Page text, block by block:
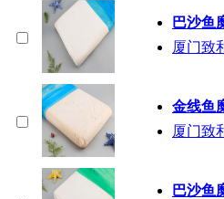
巴沙鱼
厦门致
金线鱼
厦门致
巴沙鱼